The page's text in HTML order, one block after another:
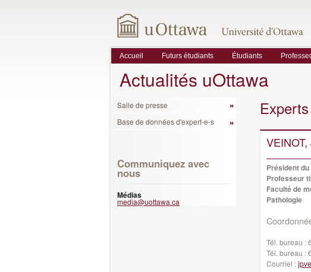
Accueil Futurs étudiants Étudiants
Actualités uOttawa
Salle de presse
Base de données d'expert-e-s
Communiquez avec
nous
Médias
media@uottawa.ca
VEINOT,
Président
Professeur
Faculté de
Pathologie
Tél. bureau :
Tél. bureau :
Courriel :